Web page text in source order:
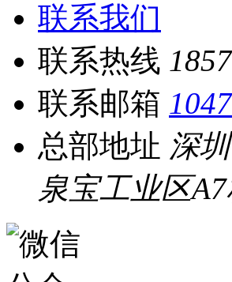
联系我们
联系热线
联系邮箱
总部地址 深
泉宝工业区